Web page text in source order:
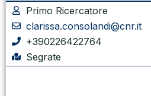
Primo Ricercatore
clarissa.consolandi@cnr.it
+390226422764
Segrate